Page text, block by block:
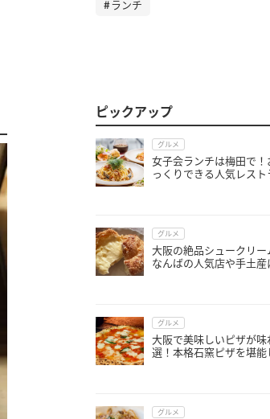
ランチ
ピックアップ
グルメ
女子会ランチは梅田で
っくりできる人気レス
グルメ
大阪の絶品シュークリー
なんばの人気店や手土
グルメ
大阪で美味しいピザが
選！本格石窯ピザを堪能
グルメ